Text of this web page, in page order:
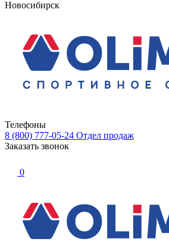
Новосибирск
Телефоны
8 (800) 777-05-24 Отдел продаж
Заказать звонок
0